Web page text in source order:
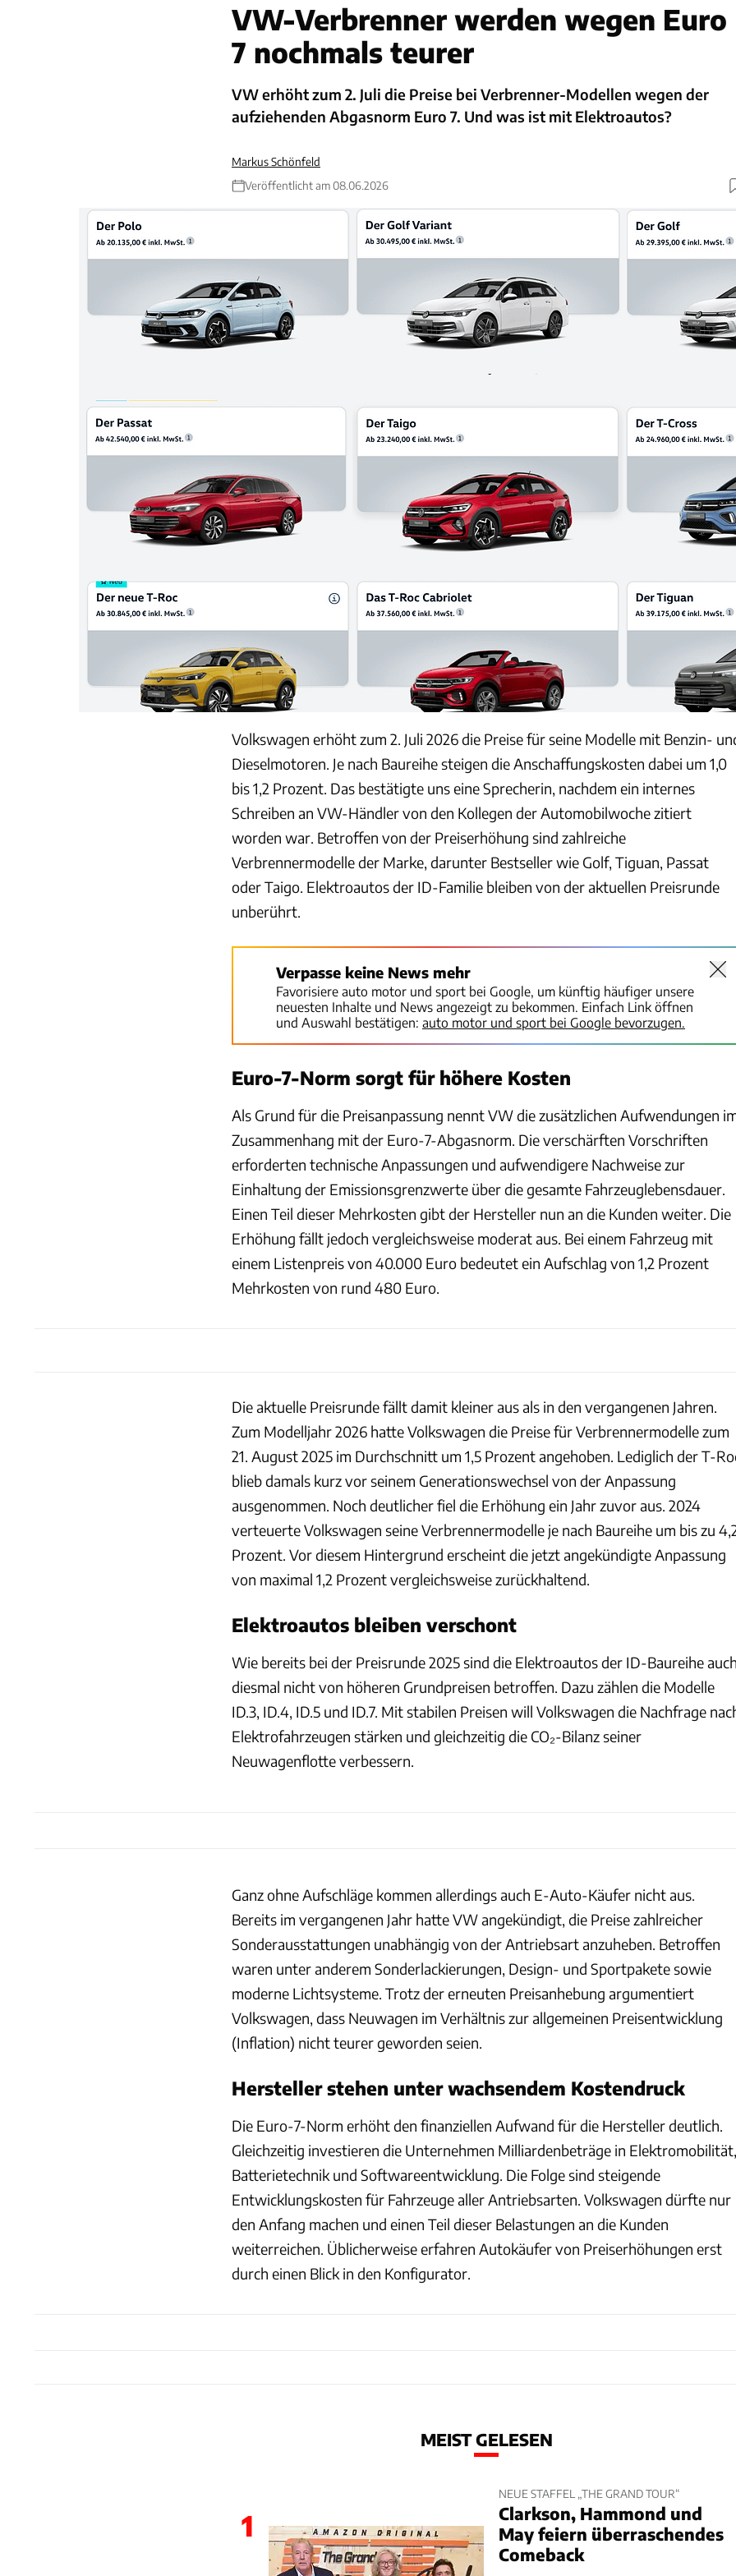
VW-Verbrenner werden wegen Euro
7 nochmals teurer
VW erhöht zum 2. Juli die Preise bei Verbrenner-Modellen wegen der
aufziehenden Abgasnorm Euro 7. Und was ist mit Elektroautos?
Markus Schönfeld
Veröffentlicht am 08.06.2026
Volkswagen erhöht zum 2. Juli 2026 die Preise für seine Modelle mit Benzin-
Dieselmotoren. Je nach Baureihe steigen die Anschaffungskosten dabei um 1,0
bis 1,2 Prozent. Das bestätigte uns eine Sprecherin, nachdem ein internes
Schreiben an VW-Händler von den Kollegen der Automobilwoche zitiert
worden war. Betroffen von der Preiserhöhung sind zahlreiche
Verbrennermodelle der Marke, darunter Bestseller wie Golf, Tiguan, Passat
oder Taigo. Elektroautos der ID-Familie bleiben von der aktuellen Preisrunde
unberührt.
Verpasse keine News mehr
Favorisiere auto motor und sport bei Google, um künftig häufiger unsere
neuesten Inhalte und News angezeigt zu bekommen. Einfach Link öffnen
und Auswahl bestätigen: auto motor und sport bei Google bevorzugen.
Euro-7-Norm sorgt für höhere Kosten
Als Grund für die Preisanpassung nennt VW die zusätzlichen Aufwendungen
Zusammenhang mit der Euro-7-Abgasnorm. Die verschärften Vorschriften
erforderten technische Anpassungen und aufwendigere Nachweise zur
Einhaltung der Emissionsgrenzwerte über die gesamte Fahrzeuglebensdauer.
Einen Teil dieser Mehrkosten gibt der Hersteller nun an die Kunden weiter. Die
Erhöhung fällt jedoch vergleichsweise moderat aus. Bei einem Fahrzeug mit
einem Listenpreis von 40.000 Euro bedeutet ein Aufschlag von 1,2 Prozent
Mehrkosten von rund 480 Euro.
Die aktuelle Preisrunde fällt damit kleiner aus als in den vergangenen Jahren.
Zum Modelljahr 2026 hatte Volkswagen die Preise für Verbrennermodelle zum
21. August 2025 im Durchschnitt um 1,5 Prozent angehoben. Lediglich der T-
blieb damals kurz vor seinem Generationswechsel von der Anpassung
ausgenommen. Noch deutlicher fiel die Erhöhung ein Jahr zuvor aus. 2024
verteuerte Volkswagen seine Verbrennermodelle je nach Baureihe um bis zu
Prozent. Vor diesem Hintergrund erscheint die jetzt angekündigte Anpassung
von maximal 1,2 Prozent vergleichsweise zurückhaltend.
Elektroautos bleiben verschont
Wie bereits bei der Preisrunde 2025 sind die Elektroautos der ID-Baureihe
diesmal nicht von höheren Grundpreisen betroffen. Dazu zählen die Modelle
ID.3, ID.4, ID.5 und ID.7. Mit stabilen Preisen will Volkswagen die Nachfrage
Elektrofahrzeugen stärken und gleichzeitig die CO₂-Bilanz seiner
Neuwagenflotte verbessern.
Ganz ohne Aufschläge kommen allerdings auch E-Auto-Käufer nicht aus.
Bereits im vergangenen Jahr hatte VW angekündigt, die Preise zahlreicher
Sonderausstattungen unabhängig von der Antriebsart anzuheben. Betroffen
waren unter anderem Sonderlackierungen, Design- und Sportpakete sowie
moderne Lichtsysteme. Trotz der erneuten Preisanhebung argumentiert
Volkswagen, dass Neuwagen im Verhältnis zur allgemeinen Preisentwicklung
(Inflation) nicht teurer geworden seien.
Hersteller stehen unter wachsendem Kostendruck
Die Euro-7-Norm erhöht den finanziellen Aufwand für die Hersteller deutlich.
Gleichzeitig investieren die Unternehmen Milliardenbeträge in Elektromobilität,
Batterietechnik und Softwareentwicklung. Die Folge sind steigende
Entwicklungskosten für Fahrzeuge aller Antriebsarten. Volkswagen dürfte nur
den Anfang machen und einen Teil dieser Belastungen an die Kunden
weiterreichen. Üblicherweise erfahren Autokäufer von Preiserhöhungen erst
durch einen Blick in den Konfigurator.
MEIST GELESEN
1
NEUE STAFFEL „THE GRAND TOUR“
Clarkson, Hammond und
May feiern überraschendes
Comeback